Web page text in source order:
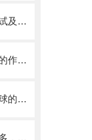
贝克曼流式细胞仪荧光微球的调试及使用
一文详细贝克曼流式细胞仪鞘液的作用原理
你了解贝克曼流式细胞仪荧光微球的制备之怎样的吗
贝克曼流式细胞仪荧光微球优点多，实用效果好